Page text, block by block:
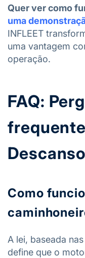
Quer ver como
uma
INFLEET
uma vantagem
operação.
FAQ:
Como
A lei, baseada
define que o